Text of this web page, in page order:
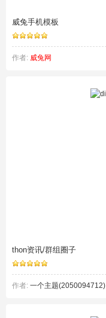
威兔手机模板
作者: 威兔网
thon资讯/群组圈子
作者: 一个主题(2050094712)